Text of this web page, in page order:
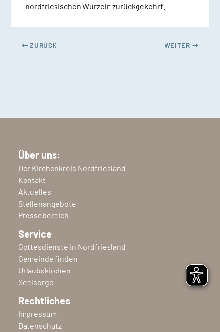
nordfriesischen Wurzeln zurückgekehrt.
ZURÜCK WEITER
Über uns:
Der Kirchenkreis Nordfriesland
Kontakt
Aktuelles
Stellenangebote
Pressebereich
Service
Gottesdienste in Nordfriesland
Gemeinde finden
Urlaubskirchen
Seelsorge
Rechtliches
Impressum
Datenschutz